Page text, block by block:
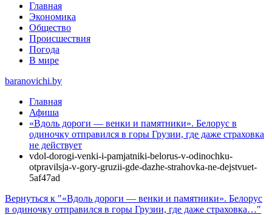
Главная
Экономика
Общество
Происшествия
Погода
В мире
baranovichi.by
Главная
Афиша
«Вдоль дороги — венки и памятники». Белорус в
одиночку отправился в горы Грузии, где даже страховка
не действует
vdol-dorogi-venki-i-pamjatniki-belorus-v-odinochku-
otpravilsja-v-gory-gruzii-gde-dazhe-strahovka-ne-dejstvuet-
5af47ad
Вернуться к "«Вдоль дороги — венки и памятники». Белорус
в одиночку отправился в горы Грузии, где даже страховка…"